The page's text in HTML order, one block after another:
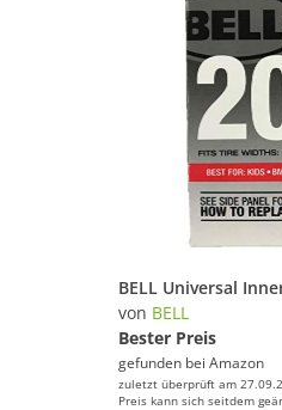
von BELL
Bester Preis
gefunden bei Amazon
zuletzt überprüft am
Preis kann sich seitdem